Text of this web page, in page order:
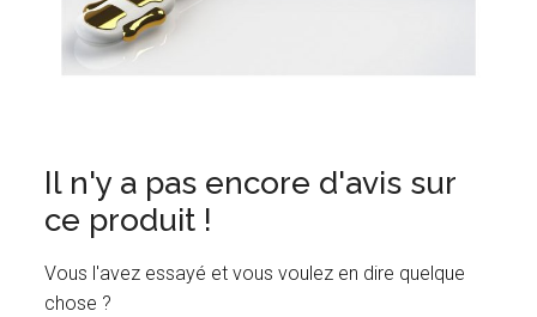
Il n'y a pas encore d'avis sur
ce produit !
Vous l'avez essayé et vous voulez en dire quelque
chose ?